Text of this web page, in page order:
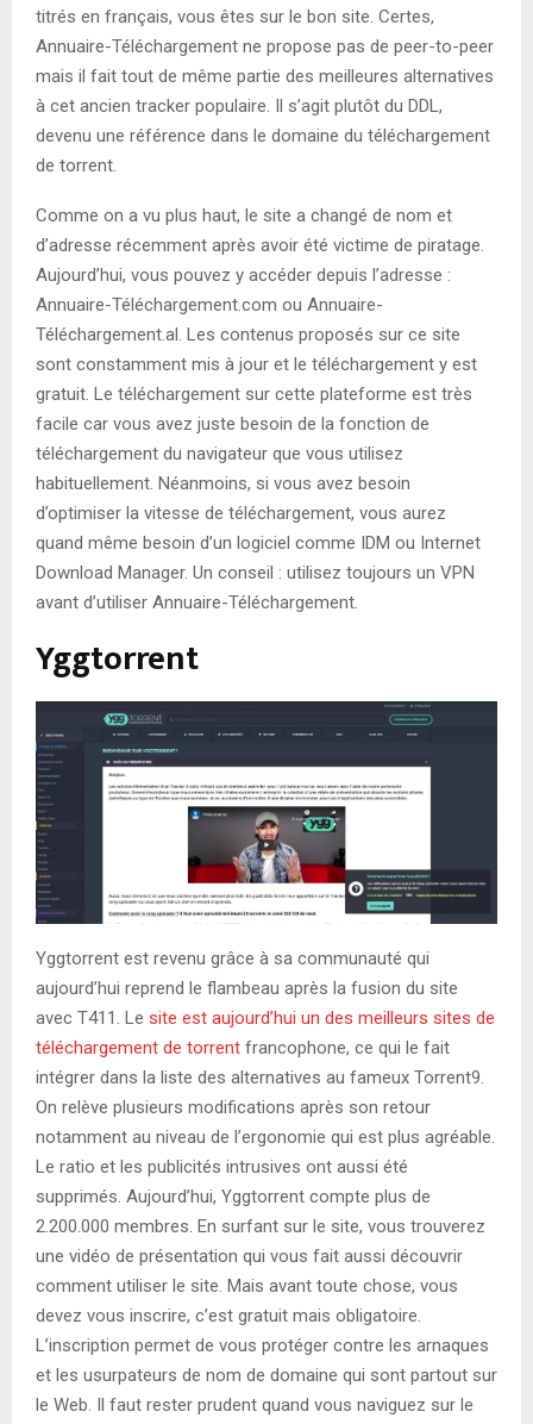
titrés en français, vous êtes sur le bon site. Certes,
Annuaire-Téléchargement ne propose pas de peer-to-peer
mais il fait tout de même partie des meilleures alternatives
à cet ancien tracker populaire. Il s’agit plutôt du DDL,
devenu une référence dans le domaine du téléchargement
de torrent.
Comme on a vu plus haut, le site a changé de nom et
d’adresse récemment après avoir été victime de piratage.
Aujourd’hui, vous pouvez y accéder depuis l’adresse :
Annuaire-Téléchargement.com ou Annuaire-
Téléchargement.al. Les contenus proposés sur ce site
sont constamment mis à jour et le téléchargement y est
gratuit. Le téléchargement sur cette plateforme est très
facile car vous avez juste besoin de la fonction de
téléchargement du navigateur que vous utilisez
habituellement. Néanmoins, si vous avez besoin
d’optimiser la vitesse de téléchargement, vous aurez
quand même besoin d’un logiciel comme IDM ou Internet
Download Manager. Un conseil : utilisez toujours un VPN
avant d’utiliser Annuaire-Téléchargement.
Yggtorrent
Yggtorrent est revenu grâce à sa communauté qui
aujourd’hui reprend le flambeau après la fusion du site
avec T411. Le site est aujourd’hui un des meilleurs sites de
téléchargement de torrent francophone, ce qui le fait
intégrer dans la liste des alternatives au fameux Torrent9.
On relève plusieurs modifications après son retour
notamment au niveau de l’ergonomie qui est plus agréable.
Le ratio et les publicités intrusives ont aussi été
supprimés. Aujourd’hui, Yggtorrent compte plus de
2.200.000 membres. En surfant sur le site, vous trouverez
une vidéo de présentation qui vous fait aussi découvrir
comment utiliser le site. Mais avant toute chose, vous
devez vous inscrire, c’est gratuit mais obligatoire.
L’inscription permet de vous protéger contre les arnaques
et les usurpateurs de nom de domaine qui sont partout sur
le Web. Il faut rester prudent quand vous naviguez sur le